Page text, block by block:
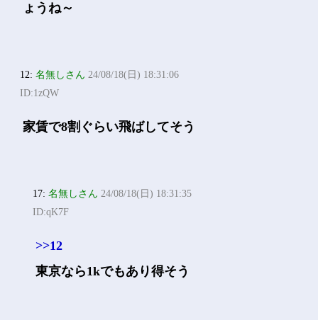
ょうね～
12:名無しさん 24/08/18(日) 18:31:06
ID:1zQW
家賃で8割ぐらい飛ばしてそう
17:名無しさん 24/08/18(日) 18:31:35
ID:qK7F
>>12
東京なら1kでもあり得そう